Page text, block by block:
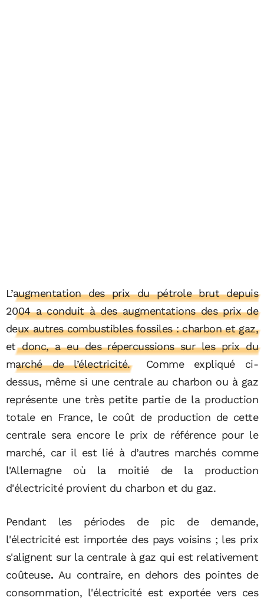
L’augmentation des prix du pétrole brut depuis
2004 a conduit à des augmentations des prix de
deux autres combustibles fossiles : charbon et gaz,
et donc, a eu des répercussions sur les prix du
marché de l’électricité.
Comme expliqué ci-
dessus, même si une centrale au charbon ou à gaz
représente une très petite partie de la production
totale en France, le coût de production de cette
centrale sera encore le prix de référence pour le
marché, car il est lié à d’autres marchés comme
l'Allemagne où la moitié de la production
d'électricité provient du charbon et du gaz.
Pendant les périodes de pic de demande,
l'électricité est importée des pays voisins ; les prix
s'alignent sur la centrale à gaz qui est relativement
coûteuse. Au contraire, en dehors des pointes de
consommation, l'électricité est exportée vers ces